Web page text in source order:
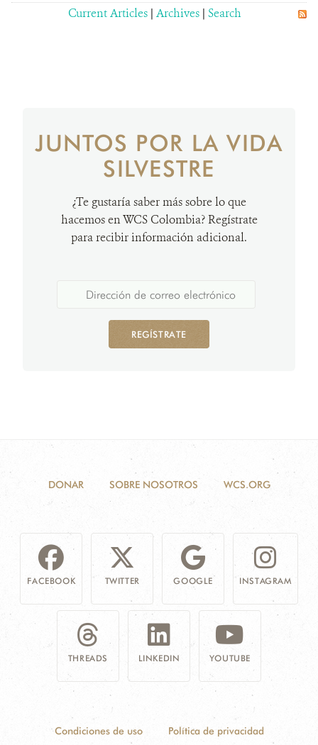
Current Articles | Archives | Search
JUNTOS POR LA VIDA
SILVESTRE
¿Te gustaría saber más sobre lo que
hacemos en WCS Colombia? Regístrate
para recibir información adicional.
REGÍSTRATE
DONAR SOBRE NOSOTROS WCS.ORG
FACEBOOK TWITTER GOOGLE INSTAGRAM
THREADS LINKEDIN YOUTUBE
Condiciones de uso Política de privacidad